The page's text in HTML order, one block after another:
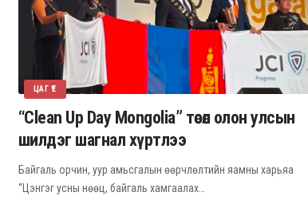
ЦАГ ҮЕ
“Clean Up Day Mongolia” төсөл олон улсын
шилдэг шагнал хүртлээ
Байгаль орчин, уур амьсгалын өөрчлөлтийн яамны харьяа
“Цэнгэг усны нөөц, байгаль хамгаалах…